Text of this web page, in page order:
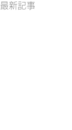
最新記事